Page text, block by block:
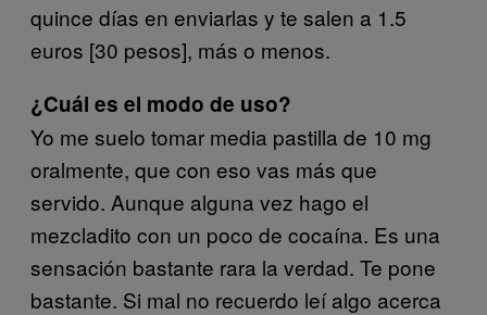
quince días en enviarlas y te salen a 1.5
euros [30 pesos], más o menos.
¿Cuál es el modo de uso?
Yo me suelo tomar media pastilla de 10 mg
oralmente, que con eso vas más que
servido. Aunque alguna vez hago el
mezcladito con un poco de cocaína. Es una
sensación bastante rara la verdad. Te pone
bastante. Si mal no recuerdo leí algo acerca